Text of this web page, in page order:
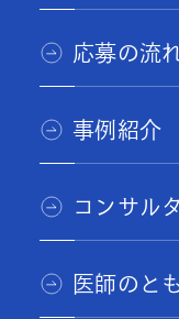
応募の流
事例紹介
コンサル
医師のと